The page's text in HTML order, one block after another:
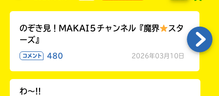
のぞき見！MAKAI５チャンネル『魔界
スタ
ーズ』
コメント 480 2026年03月10日
わ〜!!